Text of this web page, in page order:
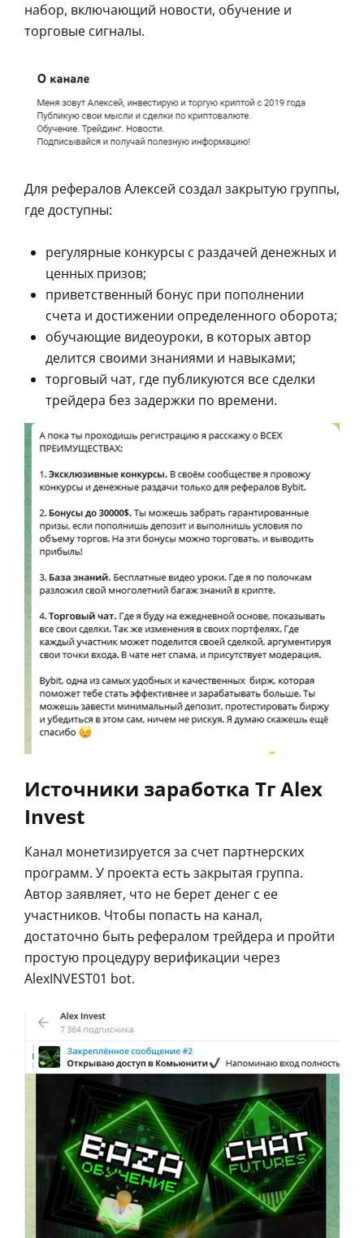
набор, включающий новости, обучение и
торговые сигналы.
Для рефералов Алексей создал закрытую группы,
где доступны:
регулярные конкурсы с раздачей денежных и
ценных призов;
приветственный бонус при пополнении
счета и достижении определенного оборота;
обучающие видеоуроки, в которых автор
делится своими знаниями и навыками;
торговый чат, где публикуются все сделки
трейдера без задержки по времени.
Источники заработка Тг Alex
Invest
Канал монетизируется за счет партнерских
программ. У проекта есть закрытая группа.
Автор заявляет, что не берет денег с ее
участников. Чтобы попасть на канал,
достаточно быть рефералом трейдера и пройти
простую процедуру верификации через
AlexINVEST01 bot.